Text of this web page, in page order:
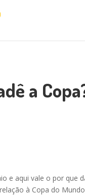
a
e aqui vale o por que
à Copa do